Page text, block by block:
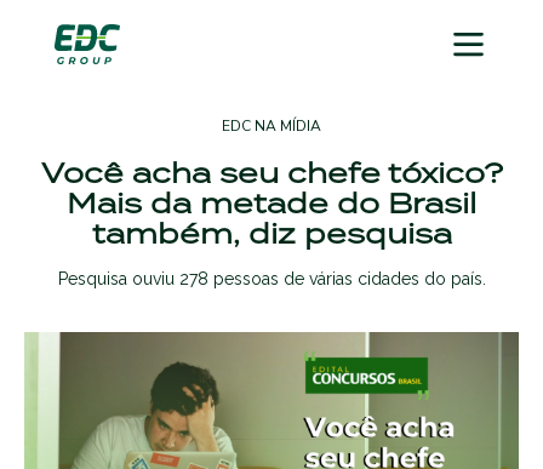
EDC NA MÍDIA
Você acha seu chefe tóxico?
Mais da metade do Brasil
também, diz pesquisa
Pesquisa ouviu 278 pessoas de várias cidades do país.